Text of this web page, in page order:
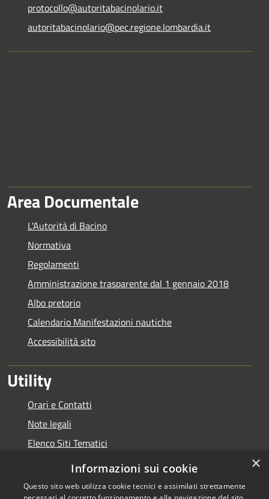
protocollo@autoritabacinolario.it
autoritabacinolario@pec.regione.lombardia.it
Area Documentale
L'Autorità di Bacino
Normativa
Regolamenti
Amministrazione trasparente dal 1 gennaio 2018
Albo pretorio
Calendario Manifestazioni nautiche
Accessibilità sito
Utility
Orari e Contatti
Note legali
Elenco Siti Tematici
×
Informazioni sui cookie
Questo sito web utilizza cookie tecnici e assimilati strettamente